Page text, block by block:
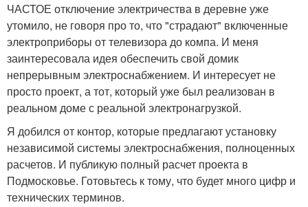
ЧАСТОЕ отключение электричества в деревне уже
утомило, не говоря про то, что "страдают" включенные
электроприборы от телевизора до компа. И меня
заинтересовала идея обеспечить свой домик
непрерывным электроснабжением. И интересует не
просто проект, а тот, который уже был реализован в
реальном доме с реальной электронагрузкой.
Я добился от контор, которые предлагают установку
независимой системы электроснабжения, полноценных
расчетов. И публикую полный расчет проекта в
Подмосковье. Готовьтесь к тому, что будет много цифр и
технических терминов.